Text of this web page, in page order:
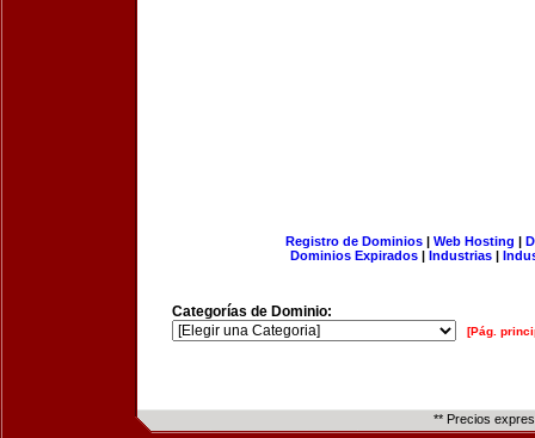
Registro de Dominios| Web Hosting |
Dominios Expirados | Industrias |
Categorías de Dominio:
[Pág.
** Precios